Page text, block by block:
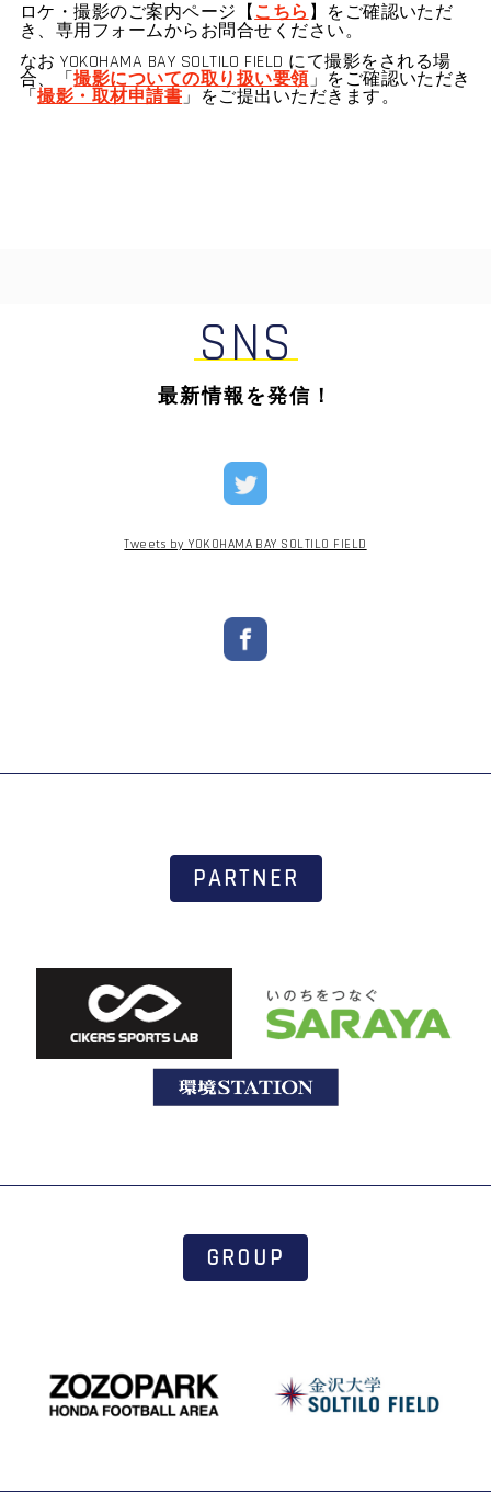
ロケ・撮影のご案内ページ【こちら】をご確認いただ
き、専用フォームからお問合せください。
なお YOKOHAMA BAY SOLTILO FIELD にて撮影をされる場
合、「撮影についての取り扱い要領」をご確認いただき
「撮影・取材申請書」をご提出いただきます。
SNS
最新情報を発信！
Tweets by YOKOHAMA BAY SOLTILO FIELD
PARTNER
GROUP